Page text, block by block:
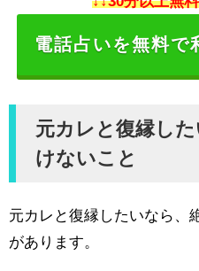
電話占いを無料で
元カレと復縁し
けないこと
元カレと復縁したいなら、
があります。